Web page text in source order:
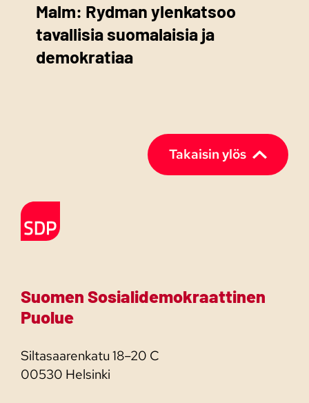
Malm: Rydman ylenkatsoo
tavallisia suomalaisia ja
demokratiaa
Takaisin ylös
Etusivulle
Suomen Sosialidemokraattinen
Puolue
Siltasaarenkatu 18–20 C
00530 Helsinki